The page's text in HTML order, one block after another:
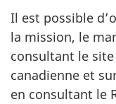
Il est possible
la mission, le
consultant le
canadienne et
en consultant le